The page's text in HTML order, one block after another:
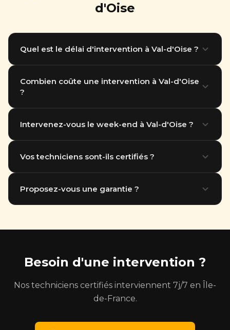
d'Oise
Quel est le délai d'intervention à Val-d'Oise ?
Nous intervenons en moins d'1 heure dans tout le
95. Notre équipe basée à Thiais (94) se déplace
Combien coûte une intervention à Val-d'Oise
?
Le tarif dépend du type de nuisible et de la surface à
Intervenez-vous le week-end à Val-d'Oise ?
Oui, nous intervenons 7 jours sur 7, y compris les
Vos techniciens sont-ils certifiés ?
Tous nos techniciens sont titulaires du certificat
Proposez-vous une garantie ?
problème réapparaît, nous revenons sans frais
Besoin d'une intervention ?
Nos techniciens certifiés interviennent 7j/7 en Île-
de-France.